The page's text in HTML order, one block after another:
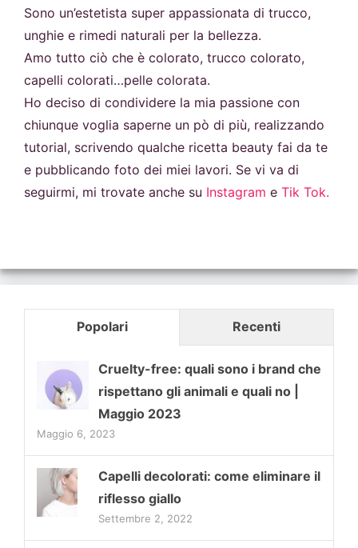
Sono un’estetista super appassionata di trucco,
unghie e rimedi naturali per la bellezza.
Amo tutto ciò che è colorato, trucco colorato,
capelli colorati…pelle colorata.
Ho deciso di condividere la mia passione con
chiunque voglia saperne un pò di più, realizzando
tutorial, scrivendo qualche ricetta beauty fai da te
e pubblicando foto dei miei lavori. Se vi va di
seguirmi, mi trovate anche su Instagram e Tik Tok.
Popolari Recenti
Cruelty-free: quali sono i brand che
rispettano gli animali e quali no |
Maggio 2023
Maggio 6, 2023
Capelli decolorati: come eliminare il
riflesso giallo
Settembre 2, 2022